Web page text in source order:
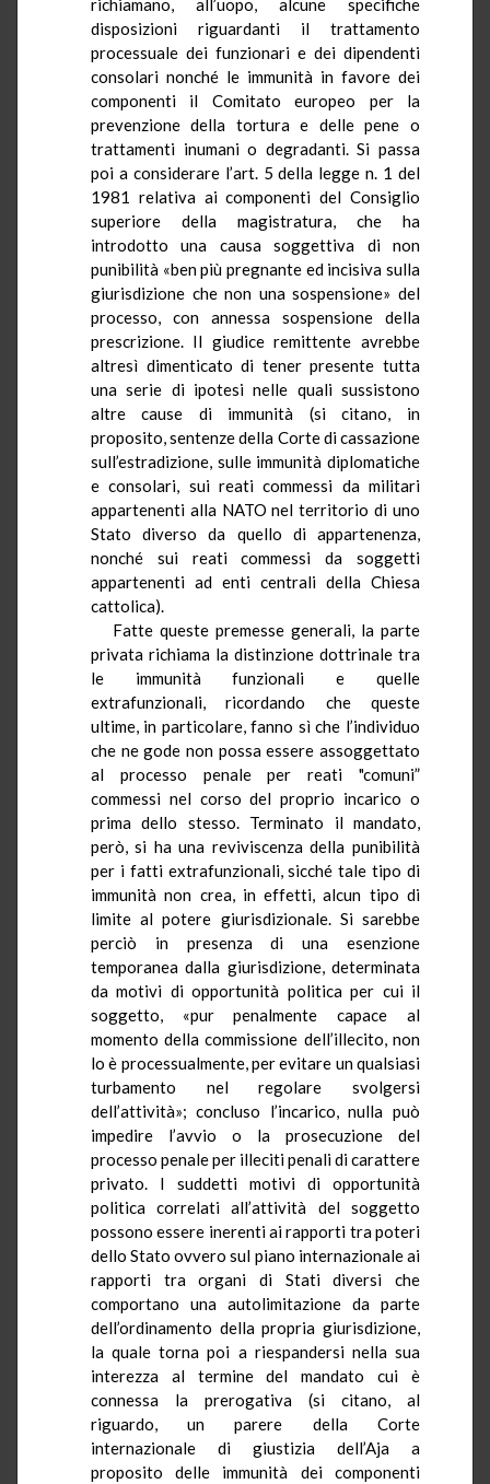
richiamano, all’uopo, alcune specifiche
disposizioni riguardanti il trattamento
processuale dei funzionari e dei dipendenti
consolari nonché le immunità in favore dei
componenti il Comitato europeo per la
prevenzione della tortura e delle pene o
trattamenti inumani o degradanti. Si passa
poi a considerare l’art. 5 della legge n. 1 del
1981 relativa ai componenti del Consiglio
superiore della magistratura, che ha
introdotto una causa soggettiva di non
punibilità «ben più pregnante ed incisiva sulla
giurisdizione che non una sospensione» del
processo, con annessa sospensione della
prescrizione. Il giudice remittente avrebbe
altresì dimenticato di tener presente tutta
una serie di ipotesi nelle quali sussistono
altre cause di immunità (si citano, in
proposito, sentenze della Corte di cassazione
sull’estradizione, sulle immunità diplomatiche
e consolari, sui reati commessi da militari
appartenenti alla NATO nel territorio di uno
Stato diverso da quello di appartenenza,
nonché sui reati commessi da soggetti
appartenenti ad enti centrali della Chiesa
cattolica).
Fatte queste premesse generali, la parte
privata richiama la distinzione dottrinale tra
le immunità funzionali e quelle
extrafunzionali, ricordando che queste
ultime, in particolare, fanno sì che l’individuo
che ne gode non possa essere assoggettato
al processo penale per reati "comuni”
commessi nel corso del proprio incarico o
prima dello stesso. Terminato il mandato,
però, si ha una reviviscenza della punibilità
per i fatti extrafunzionali, sicché tale tipo di
immunità non crea, in effetti, alcun tipo di
limite al potere giurisdizionale. Si sarebbe
perciò in presenza di una esenzione
temporanea dalla giurisdizione, determinata
da motivi di opportunità politica per cui il
soggetto, «pur penalmente capace al
momento della commissione dell’illecito, non
lo è processualmente, per evitare un qualsiasi
turbamento nel regolare svolgersi
dell’attività»; concluso l’incarico, nulla può
impedire l’avvio o la prosecuzione del
processo penale per illeciti penali di carattere
privato. I suddetti motivi di opportunità
politica correlati all’attività del soggetto
possono essere inerenti ai rapporti tra poteri
dello Stato ovvero sul piano internazionale ai
rapporti tra organi di Stati diversi che
comportano una autolimitazione da parte
dell’ordinamento della propria giurisdizione,
la quale torna poi a riespandersinella sua
interezza al termine del mandato cui è
connessa la prerogativa (si citano, al
riguardo, un parere della Corte
internazionale di giustizia dell’Ajaa
proposito delle immunità dei componenti